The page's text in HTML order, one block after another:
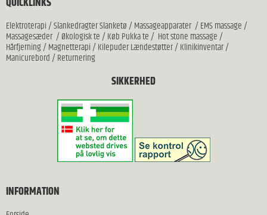
Elektroterapi/Slankedragter Slanketø/Massageapparater/EMS massage/
Massagesæder/Økologisk te/Køb Pukka te/ Hot stone massage/
Hårfjerning/Magnetterapi/Kilepuder Lændestøtter/Klinikinventar/
Manicurebord/Returnering
SIKKERHED
INFORMATION